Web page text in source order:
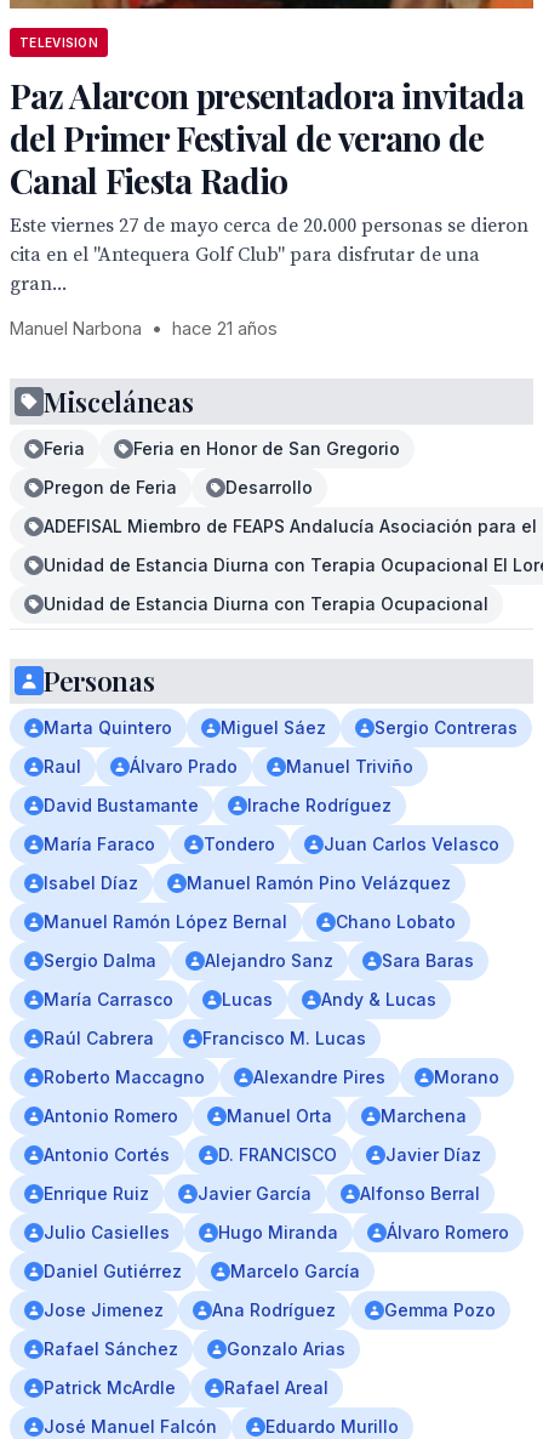
TELEVISION
Paz Alarcon presentadora invitada
del Primer Festival de verano de
Canal Fiesta Radio
Este viernes 27 de mayo cerca de 20.000 personas se dieron
cita en el "Antequera Golf Club" para disfrutar de una
gran...
Manuel Narbona • hace 21 años
Misceláneas
Feria
Feria en Honor de San Gregorio
Pregon de Feria
Desarrollo
ADEFISAL Miembro de FEAPS Andalucía Asociación para
Unidad de Estancia Diurna con Terapia Ocupacional El
Unidad de Estancia Diurna con Terapia Ocupacional
Personas
Marta Quintero Miguel Sáez
Sergio Contreras
Raul
Álvaro Prado
Manuel Triviño
David Bustamante
Irache Rodríguez
María Faraco
Tondero
Juan Carlos Velasco
Isabel Díaz
Manuel Ramón Pino Velázquez
Manuel Ramón López Bernal
Chano Lobato
Sergio Dalma
Alejandro Sanz
Sara Baras
María Carrasco
Lucas
Andy & Lucas
Raúl Cabrera
Francisco M. Lucas
Roberto Maccagno
Alexandre Pires
Morano
Antonio Romero
Manuel Orta
Marchena
Antonio Cortés
D. FRANCISCO
Javier Díaz
Enrique Ruiz
Javier García
Alfonso Berral
Julio Casielles
Hugo Miranda
Álvaro Romero
Daniel Gutiérrez
Marcelo García
Jose Jimenez
Ana Rodríguez
Gemma Pozo
Rafael Sánchez
Gonzalo Arias
Patrick McArdle
Rafael Areal
José Manuel Falcón
Eduardo Murillo